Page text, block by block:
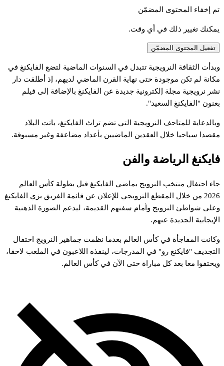
تم إخفاء المحتوى المضمّن
يمكنك تغيير ذلك في أي وقت.
تفعيل المحتوى المضمّن
وبدأت الثقافة النرويجية تتبدل في السنوات الماضية لتضع الفايكنغ في
مكانة لم تكن موجودة حتى نهاية القرن الماضي لديهم، إذ أطلقت دار
نشر نرويجية مجلة إلكترونية جديدة عن الفايكنغ بالإضافة إلى فيلم
بعنون "الفايكنغ السعيد".
وبالدعاية للمتاحف النرويجية التي تضم تراث الفايكنغ، باتت البلاد
مقصدا
سياحيا خلال العقدين الماضيين بأعداد مضاعفة وغير مسبوقة.
فايكنغ الرياضة والفن
جاء احتفال منتخب النرويج بماضي الفايكنغ قبل بطولة كأس العالم
2026 من خلال المقطع الترويجي للإعلان عن قائمة الفريق بزي الفايكنغ
وعلى شواطئ النرويج وأمام سفنهم القديمة، ليدعم الصورة الذهنية
الإيجابية الجديدة عنهم.
وكانت المفاجأة في كأس العالم بعدما نظمت جماهير النرويج احتفال
التجديف "فايكنغ رو" في المدرجات، لينفذه اللاعبون في الملعب لاحقا،
ويحتفوا
معا بعد كل مباراة حتى الآن في كأس العالم.